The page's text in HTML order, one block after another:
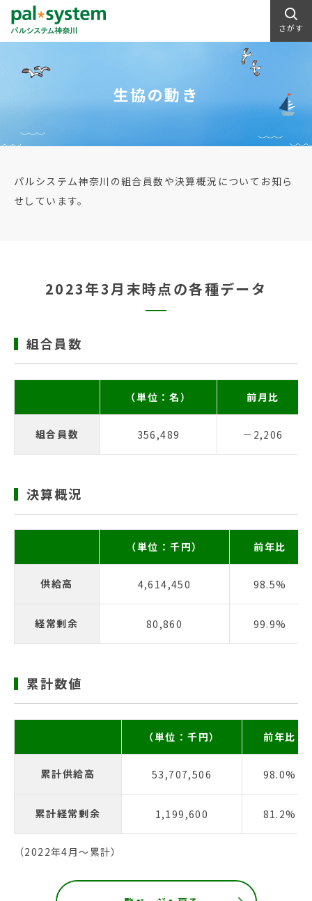
さがす
生協の動き
パルシステム神奈川の組合員数や決算概況についてお知ら
せしています。
2023年3月末時点の各種データ
組合員数
（単位：名） 前月比
組合員数 356,489 －2,206
決算概況
（単位：千円） 前年比
供給高 4,614,450 98.5%
経常剰余 80,860 99.9%
累計数値
（単位：千円） 前年比
累計供給高 53,707,506 98.0%
累計経常剰余 1,199,600 81.2%
（2022年4月〜累計）